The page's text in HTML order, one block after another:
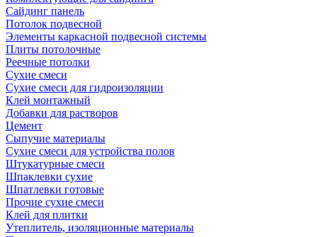
Сайдинг панель
Потолок подвесной
Элементы каркасной подвесной системы
Плиты потолочные
Реечные потолки
Сухие смеси
Сухие смеси для гидроизоляции
Клей монтажный
Добавки для растворов
Цемент
Сыпучие материалы
Сухие смеси для устройства полов
Штукатурные смеси
Шпаклевки сухие
Шпатлевки готовые
Прочие сухие смеси
Клей для плитки
Утеплитель, изоляционные материалы